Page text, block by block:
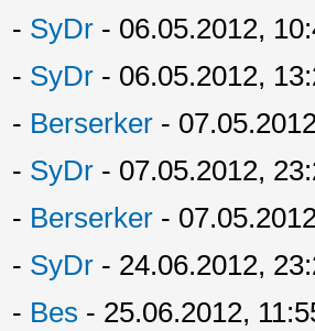
- SyDr - 06.05.2012,
- SyDr - 06.05.2012,
- Berserker -
- SyDr - 07.05.2012,
- Berserker -
- SyDr - 24.06.2012,
- Bes - 25.06.2012,